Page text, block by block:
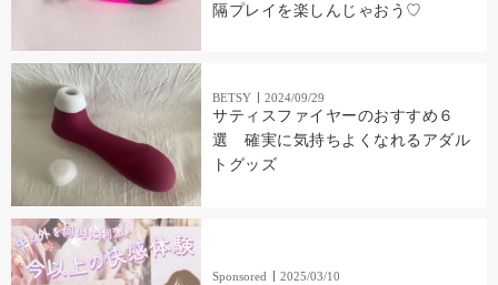
隔プレイを楽しんじゃおう♡
BETSY 2024/09/29
サティスファイヤーのおすすめ６
選 確実に気持ちよくなれるアダル
トグッズ
Sponsored 2025/03/10